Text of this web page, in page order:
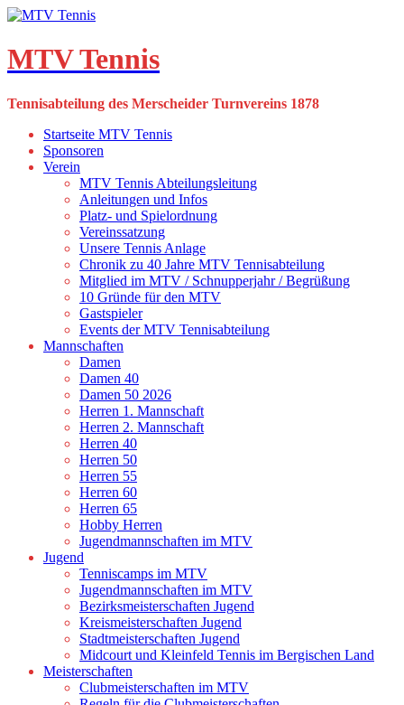
Skip
content
MTV Tennis
Tennisabteilung des Merscheider Turnvereins 1878
Startseite MTV Tennis
Sponsoren
Verein
MTV Tennis Abteilungsleitung
Anleitungen und Infos
Platz- und Spielordnung
Vereinssatzung
Unsere Tennis Anlage
Chronik zu 40 Jahre MTV Tennisabteilung
Mitglied im MTV / Schnupperjahr / Begrüßung
10 Gründe für den MTV
Gastspieler
Events der MTV Tennisabteilung
Mannschaften
Damen
Damen 40
Damen 50 2026
Herren 1. Mannschaft
Herren 2. Mannschaft
Herren 40
Herren 50
Herren 55
Herren 60
Herren 65
Hobby Herren
Jugendmannschaften im MTV
Jugend
Tenniscamps im MTV
Jugendmannschaften im MTV
Bezirksmeisterschaften Jugend
Kreismeisterschaften Jugend
Stadtmeisterschaften Jugend
Midcourt und Kleinfeld Tennis im Bergischen Land
Meisterschaften
Clubmeisterschaften im MTV